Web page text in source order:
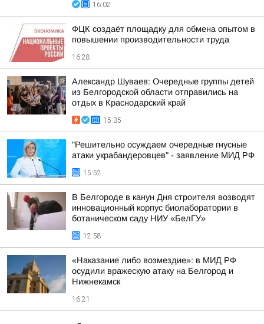
16:02
ФЦК создаёт площадку для обмена опытом в
повышении производительности труда
16:28
Александр Шуваев: Очередные группы детей
из Белгородской области отправились на
отдых в Краснодарский край
15:35
"Решительно осуждаем очередные гнусные
атаки украбандеровцев" - заявление МИД РФ
15:52
В Белгороде в канун Дня строителя возводят
инновационный корпус биолаборатории в
ботаническом саду НИУ «БелГУ»
12:58
«Наказание либо возмездие»: в МИД РФ
осудили вражескую атаку на Белгород и
Нижнекамск
16:21